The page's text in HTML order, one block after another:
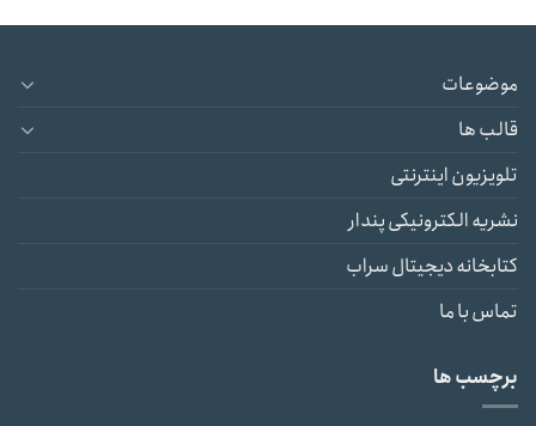
موضوعات
قالب ها
تلویزیون اینترنتی
نشریه الکترونیکی پندار
کتابخانه دیجیتال سراب
تماس با ما
برچسب ها